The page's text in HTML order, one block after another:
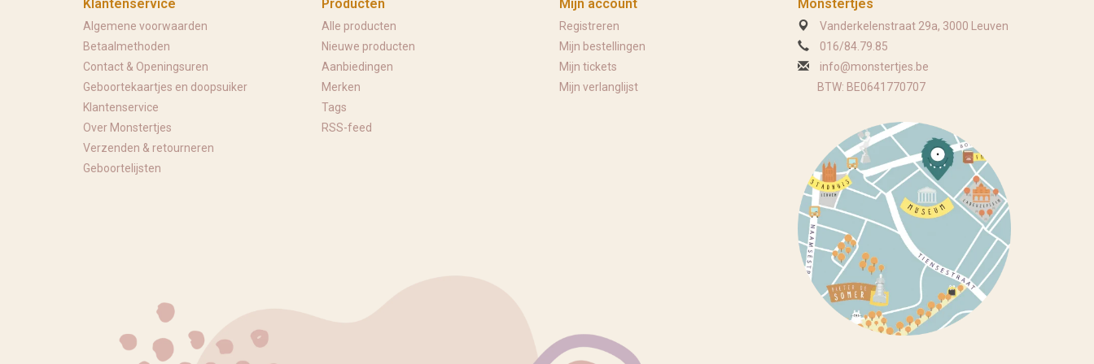
Klantenservice
Algemene voorwaarden
Betaalmethoden
Contact & Openingsuren
Geboortekaartjes en doopsuiker
Klantenservice
Over Monstertjes
Verzenden & retourneren
Geboortelijsten
Producten
Alle producten
Nieuwe producten
Aanbiedingen
Merken
Tags
RSS-feed
Mijn account
Registreren
Mijn bestellingen
Mijn tickets
Mijn verlanglijst
Monstertjes
Vanderkelenstraat 29a, 3000 Leuven
016/84.79.85
info@monstertjes.be
BTW: BE0641770707